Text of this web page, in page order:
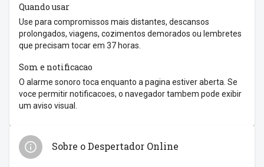
Quando usar
Use para compromissos mais distantes, descansos
prolongados, viagens, cozimentos demorados ou lembretes
que precisam tocar em 37 horas.
Som e notificacao
O alarme sonoro toca enquanto a pagina estiver aberta. Se
voce permitir notificacoes, o navegador tambem pode exibir
um aviso visual.
Sobre o Despertador Online